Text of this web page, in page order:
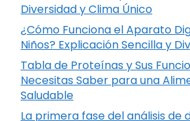
Diversidad y Clima Único
¿Cómo Funciona el Aparato
Niños? Explicación Sencilla y
Tabla de Proteínas y Sus
Necesitas Saber para una
Saludable
La primera fase del análisis de